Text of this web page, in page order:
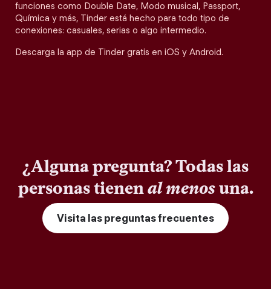
funciones como Double Date, Modo musical, Passport,
Química y más, Tinder está hecho para todo tipo de
conexiones: casuales, serias o algo intermedio.
Descarga la app de Tinder gratis en iOS y Android.
¿Alguna pregunta? Todas las
personas tienenal menosuna.
Visita las preguntas frecuentes